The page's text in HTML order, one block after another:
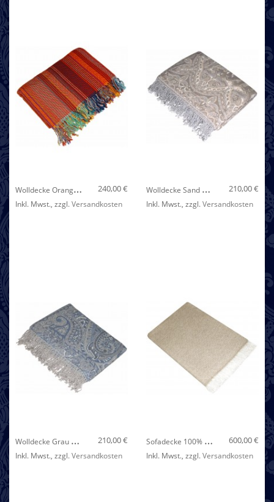
W
Olldecke Orange Braun Blau LORENZO CANA 240,00 €
Inkl. Mwst., zzgl.Versandkosten
W
Olldecke Sand Beige LORENZO CANA 210,00 €
Inkl. Mwst., zzgl.Versandkosten
W
Olldecke Grau Taubenblau LORENZO CANA 210,00 €
Inkl. Mwst., zzgl.Versandkosten
S
Ofadecke 100% Kaschmir Hellbraun Weiß Rauten LORENZO CANA 600,00 €
Inkl. Mwst., zzgl.Versandkosten